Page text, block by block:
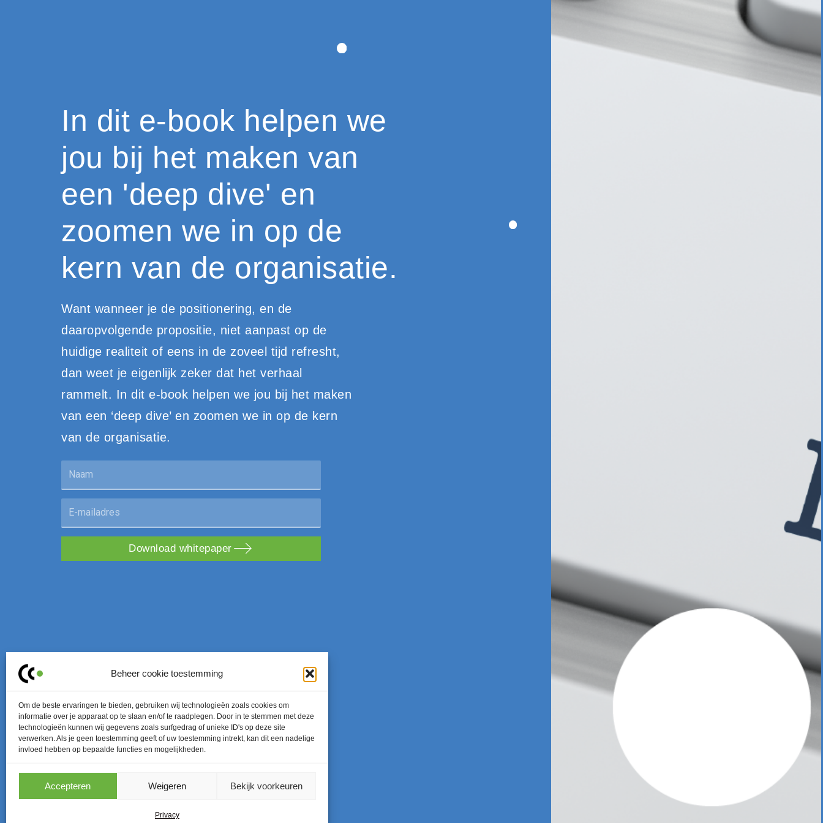
Beheer cookie toestemming
Om de beste ervaringen te bieden, gebruiken wij technologieën zoals cookies om
informatie over je apparaat op te slaan en/of te raadplegen. Door in te stemmen met deze
technologieën kunnen wij gegevens zoals surfgedrag of unieke ID's op deze site
verwerken. Als je geen toestemming geeft of uw toestemming intrekt, kan dit een nadelige
invloed hebben op bepaalde functies en mogelijkheden.
Accepteren Weigeren Bekijk voorkeuren
Privacy
In dit e-book helpen we
jou bij het maken van
een 'deep dive' en
zoomen we in op de
kern van de organisatie.
Want wanneer je de positionering, en de
daaropvolgende propositie, niet aanpast op de
huidige realiteit of eens in de zoveel tijd refresht,
dan weet je eigenlijk zeker dat het verhaal
rammelt. In dit e-book helpen we jou bij het maken
van een ‘deep dive’ en zoomen we in op de kern
van de organisatie.
Naam
Email
Download whitepaper